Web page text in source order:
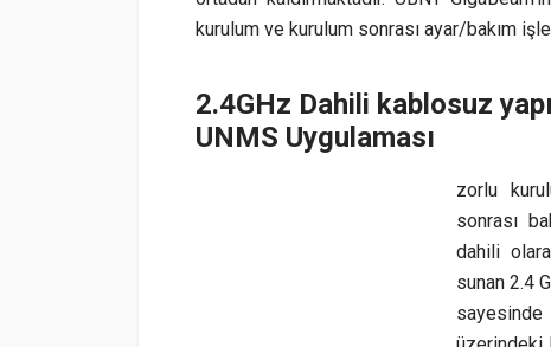
kurulum ve kurulum sonrası ayar/bakım
2.4GHz Dahili kablosuz
UNMS Uygulaması
zorlu
sonrası
dahili
sunan 2.4
sayesinde